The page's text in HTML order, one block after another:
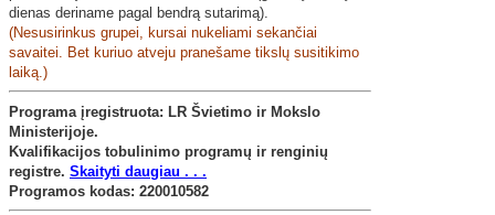
dienas deriname pagal bendrą sutarimą).
(Nesusirinkus grupei, kursai nukeliami sekančiai
savaitei. Bet kuriuo atveju pranešame tikslų susitikimo
laiką.)
Programa įregistruota: LR Švietimo ir Mokslo
Ministerijoje.
Kvalifikacijos tobulinimo programų ir renginių
registre. Skaityti daugiau . . .
Programos kodas: 220010582